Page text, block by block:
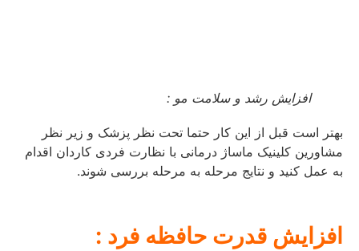
افزایش رشد و سلامت مو :
بهتر است قبل از این کار حتما تحت نظر پزشک و زیر نظر
مشاورین کلینیک ماساژ درمانی با نظارت فردی کاردان اقدام
به عمل کنید و نتایج مرحله به مرحله بررسی شوند.
افزایش قدرت حافظه فرد :